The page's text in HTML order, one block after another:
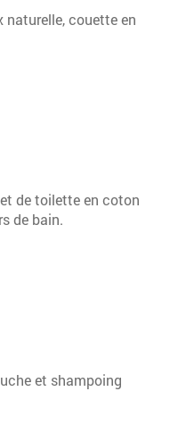
naturelle, couette en
de toilette en coton
de bain.
et shampoing